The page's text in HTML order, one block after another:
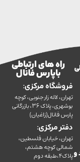
های ارتباطی
با پارس فانال
مرکزی:
لاله زار جنوبی، کوچه
بوشهری، پلاک 36، بازرگانی
مرکزی:
خیابان فلسطین،
کوچه هشتم،